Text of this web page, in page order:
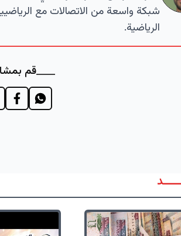
شبكة واسعة من الاتصالات مع
الرياضية.
قم